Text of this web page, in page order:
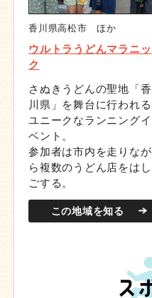
香川県高松市 ほか
ウルトラうどんマラニッ
ク
さぬきうどんの聖地「香
川県」を舞台に行われる
ユニークなランニングイ
ベント。
参加者は市内を走りなが
ら複数のうどん店をはし
ごする。
この地域を知る